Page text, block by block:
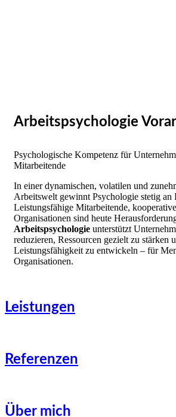
Arbeitspsychologie
Psychologische Kompetenz für
Mitarbeitende
In einer dynamischen, volatilen und
Arbeitswelt gewinnt Psychologie stetig an
Leistungsfähige Mitarbeitende,
Organisationen sind heute
Arbeitspsychologie unterstützt
reduzieren, Ressourcen gezielt zu stärken
Leistungsfähigkeit zu entwickeln – für
Organisationen.
Leistungen
Referenzen
Über mich